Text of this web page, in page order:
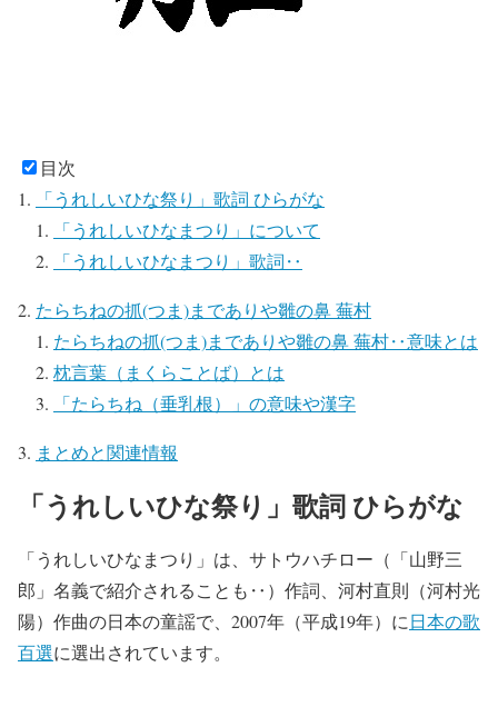
目次
「うれしいひな祭り」歌詞 ひらがな
「うれしいひなまつり」について
「うれしいひなまつり」歌詞‥
たらちねの抓(つま)までありや雛の鼻 蕪村
たらちねの抓(つま)までありや雛の鼻 蕪村‥意味とは
枕言葉（まくらことば）とは
「たらちね（垂乳根）」の意味や漢字
まとめと関連情報
「うれしいひな祭り」歌詞 ひらがな
「うれしいひなまつり」は、サトウハチロー（「山野三
郎」名義で紹介されることも‥）作詞、河村直則（河村光
陽）作曲の日本の童謡で、2007年（平成19年）に日本の歌
百選に選出されています。